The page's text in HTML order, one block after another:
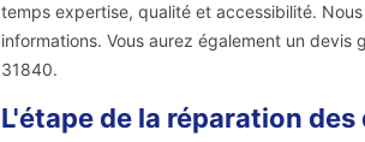
temps expertise, qualité et accessibilité.
informations. Vous aurez également un
31840.
L'étape de la réparation